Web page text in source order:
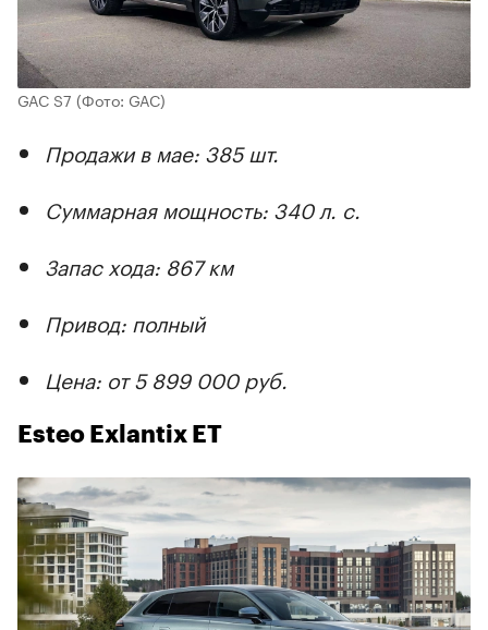
GAC S7 (Фото: GAC)
Продажи в мае: 385 шт.
Суммарная мощность: 340 л. с.
Запас хода: 867 км
Привод: полный
Цена: от 5 899 000 руб.
Esteo Exlantix ET